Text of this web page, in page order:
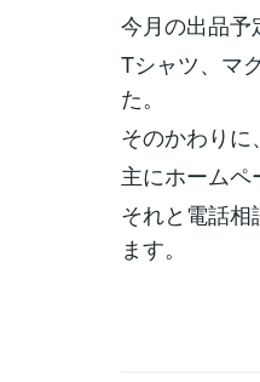
今月の出品予
Tシャツ、マ
た。
そのかわりに
主にホームペ
それと電話
ます。